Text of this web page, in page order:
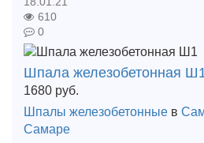
610
0
Шпала железобетонная
1680 руб.
Шпалы железобетонные в
Самаре